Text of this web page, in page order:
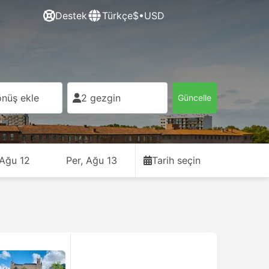
Destek Türkçe$•USD
ekle 2 gezgin Güncelle
12 Per, Ağu 13 Tarih seçin